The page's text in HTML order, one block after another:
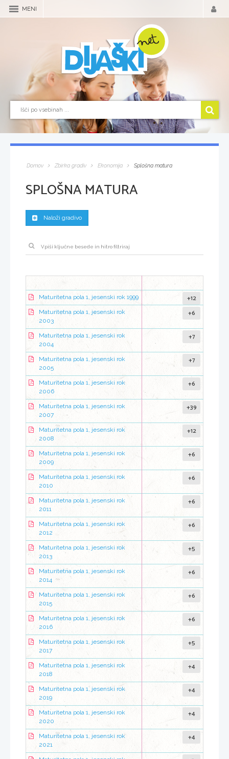
MENI
Domov Zbirka gradiv Ekonomija Splošna matura
SPLOŠNA MATURA
Naloži gradivo
Maturitetna pola 1, jesenski rok 1999 +12
Maturitetna pola 1, jesenski rok
2003
+6
Maturitetna pola 1, jesenski rok
2004
+7
Maturitetna pola 1, jesenski rok
2005
+7
Maturitetna pola 1, jesenski rok
2006
+6
Maturitetna pola 1, jesenski rok
2007
+39
Maturitetna pola 1, jesenski rok
2008
+12
Maturitetna pola 1, jesenski rok
2009
+6
Maturitetna pola 1, jesenski rok
2010
+6
Maturitetna pola 1, jesenski rok
2011
+6
Maturitetna pola 1, jesenski rok
2012
+6
Maturitetna pola 1, jesenski rok
2013
+5
Maturitetna pola 1, jesenski rok
2014
+6
Maturitetna pola 1, jesenski rok
2015
+6
Maturitetna pola 1, jesenski rok
2016
+6
Maturitetna pola 1, jesenski rok
2017
+5
Maturitetna pola 1, jesenski rok
2018
+4
Maturitetna pola 1, jesenski rok
2019
+4
Maturitetna pola 1, jesenski rok
2020
+4
Maturitetna pola 1, jesenski rok
2021
+4